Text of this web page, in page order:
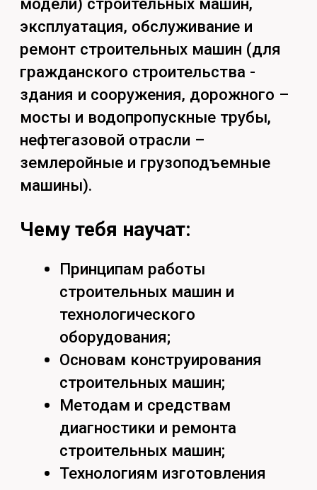
строительных машин;
Технологиям изготовления
Чем будешь заниматься:
Анализ конструкций
строительных машин;
Техническая эксплуатация
строительных машин;
Технология обработки
материалов;
сервиса строительных машин.
Кем сможешь работать:
Руководитель/специалист
технических отделов, отделов
продаж техники, запасных
частей и технических
жидкостей;
Линейный механик на
предприятиях
эксплуатирующих
строительную технику;
Специалист отделов
гарантийного обслуживания
дилерских автоцентров;